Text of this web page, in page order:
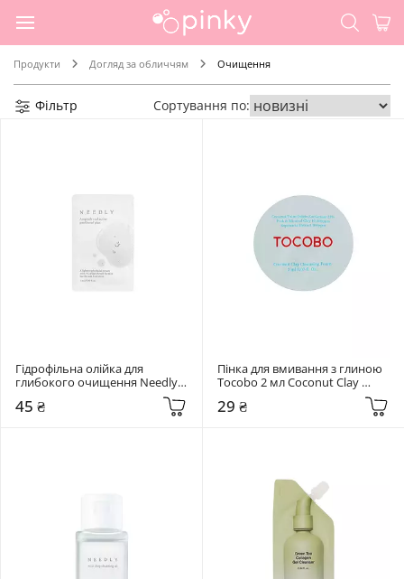
Продукти Догляд за обличчям Очищення
Фільтр Сортування по:
Гідрофільна олійка для
глибокого очищення Needly 3
45 ₴
Пінка для вмивання з глиною
Tocobo 2 мл Coconut Clay
29 ₴